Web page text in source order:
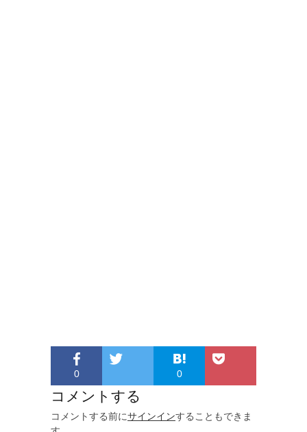
0 0
コメントする
コメントする前にサインインすることもできま